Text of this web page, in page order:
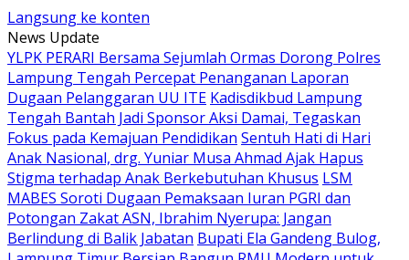
Langsung ke konten
News Update
YLPK PERARI Bersama Sejumlah Ormas Dorong Polres
Lampung Tengah Percepat Penanganan Laporan
Dugaan Pelanggaran UU ITE Kadisdikbud Lampung
Tengah Bantah Jadi Sponsor Aksi Damai, Tegaskan
Fokus pada Kemajuan Pendidikan Sentuh Hati di Hari
Anak Nasional, drg. Yuniar Musa Ahmad Ajak Hapus
Stigma terhadap Anak Berkebutuhan Khusus LSM
MABES Soroti Dugaan Pemaksaan Iuran PGRI dan
Potongan Zakat ASN, Ibrahim Nyerupa: Jangan
Berlindung di Balik Jabatan Bupati Ela Gandeng Bulog,